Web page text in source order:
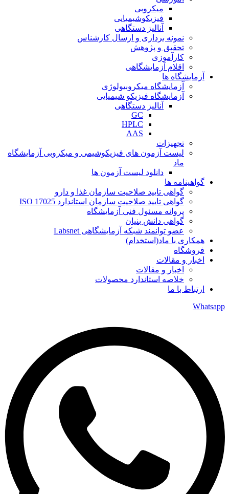
میکروبی
فیزیکوشیمیایی
آنالیز دستگاهی
نمونه برداری و ارسال کارشناس
تحقیق و پژوهش
کارآموزی
اقلام آزمایشگاهی
آزمایشگاه ها
آزمایشگاه میکروبیولوژی
آزمایشگاه فیزیکو شیمیایی
آنالیز دستگاهی
GC
HPLC
AAS
تجهیزات
لیست آزمون های فیزیکوشیمی و میکروبی آزمایشگاه
ماد
دانلود لیست آزمون ها
گواهینامه ها
گواهی تایید صلاحیت سازمان غذا و دارو
گواهی تایید صلاحیت سازمان استاندارد ISO 17025
پروانه مسئول فنی آزمایشگاه
گواهی دانش بنیان
عضو توانمند شبکه آزمایشگاهی Labsnet
همکاری با ماد(استخدام)
فروشگاه
اخبار و مقالات
اخبار و مقالات
خلاصه استاندارد محصولات
ارتباط با ما
Whatsapp